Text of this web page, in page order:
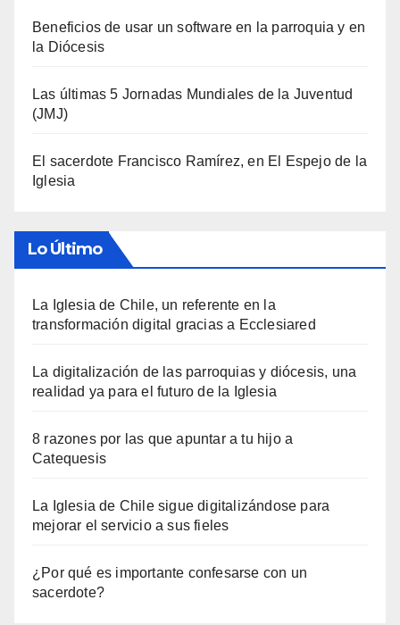
Beneficios de usar un software en la parroquia y en
la Diócesis
Las últimas 5 Jornadas Mundiales de la Juventud
(JMJ)
El sacerdote Francisco Ramírez, en El Espejo de la
Iglesia
Lo Último
La Iglesia de Chile, un referente en la
transformación digital gracias a Ecclesiared
La digitalización de las parroquias y diócesis, una
realidad ya para el futuro de la Iglesia
8 razones por las que apuntar a tu hijo a
Catequesis
La Iglesia de Chile sigue digitalizándose para
mejorar el servicio a sus fieles
¿Por qué es importante confesarse con un
sacerdote?